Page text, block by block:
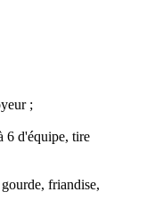
;
6 d'équipe, tire
friandise,